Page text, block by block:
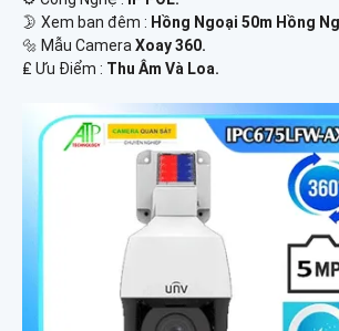
🌛 Xem ban đêm : Hồng Ngoại 50m Hồng
🔩 Mẫu Camera Xoay 360.
️₤ Ưu Điểm : Thu Âm Và Loa.